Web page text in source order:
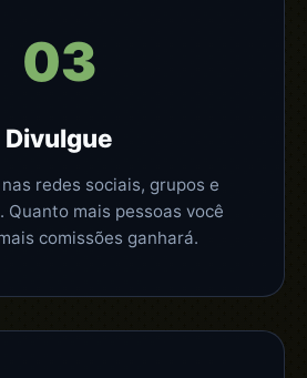
03
Divulgue
redes sociais, grupos e
Quanto mais pessoas você
comissões ganhará.